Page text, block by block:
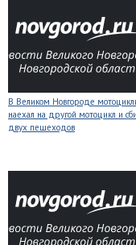
В Великом Новгороде
наехал на другой мотоцикл и
двух пешеходов